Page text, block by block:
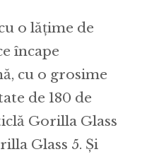
o lățime de
încape
cu o grosime
de 180 de
Gorilla Glass
Glass 5. Și